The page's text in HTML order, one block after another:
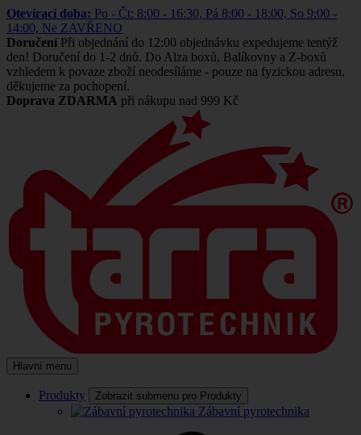
Otevírací doba: Po - Čt: 8:00 - 16:30, Pá 8:00 - 18:00, So 9:00 -
14:00, Ne ZAVŘENO
Doručení Při objednání do 12:00 objednávku expedujeme tentýž
den! Doručení do 1-2 dnů. Do Alza boxů, Balíkovny a Z-boxů
vzhledem k povaze zboží neodesíláme - pouze na fyzickou adresu,
děkujeme za pochopení.
Doprava ZDARMA při nákupu nad 999 Kč
Hlavní menu
Produkty Zobrazit submenu pro Produkty
Zábavní pyrotechnika